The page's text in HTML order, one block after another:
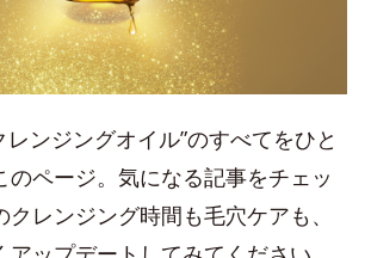
レンジングオイル”のすべてをひと
のページ。気になる記事をチェッ
レンジング時間も毛穴ケアも、